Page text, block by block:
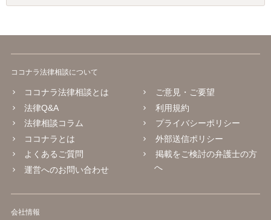
ココナラ法律相談について
ココナラ法律相談とは
法律Q&A
法律相談コラム
ココナラとは
よくあるご質問
運営へのお問い合わせ
ご意見・ご要望
利用規約
プライバシーポリシー
外部送信ポリシー
掲載をご検討の弁護士の方
へ
会社情報